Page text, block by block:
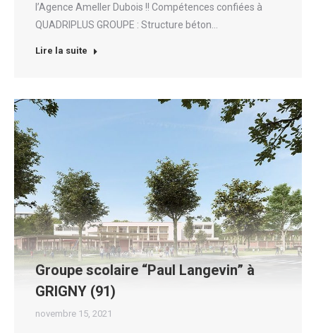
l’Agence Ameller Dubois !! Compétences confiées à
QUADRIPLUS GROUPE : Structure béton…
Lire la suite
Groupe scolaire “Paul Langevin” à
GRIGNY (91)
novembre 15, 2021